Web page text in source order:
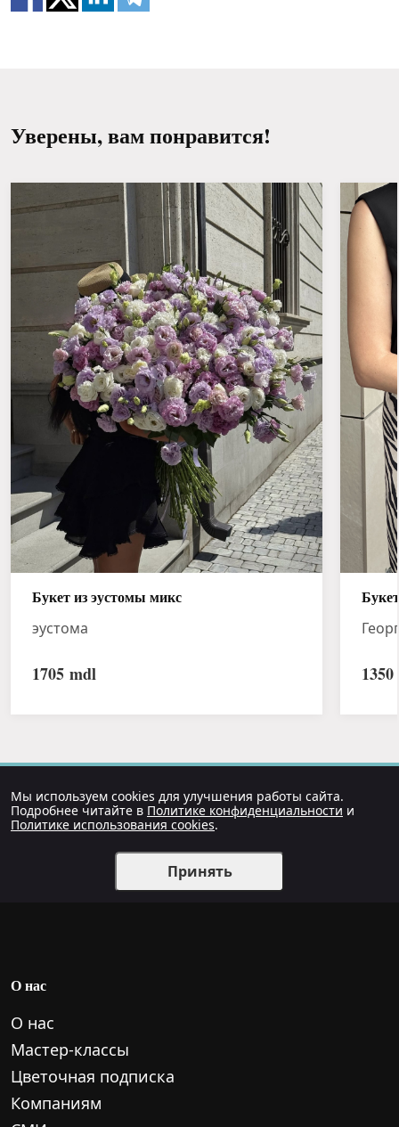
Уверены, вам понравится!
Букет из эустомы микс
эустома
1705 mdl 1350
Мы используем cookies для улучшения работы сайта.
Подробнее читайте в Политике конфиденциальности и
Политике использования cookies.
Принять
О нас
О нас
Мастер-классы
Цветочная подписка
Компаниям